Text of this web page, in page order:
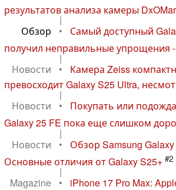
результатов анализа камеры
|
Обзор
•
Самый доступный
получил неправильные упрощения
|
Новости
•
Камера Zeiss
превосходит Galaxy S25 Ultra,
|
Новости
•
Покупать или
Galaxy 25 FE пока еще слишком
|
Новости
•
Обзор Samsung Galaxy
Основные отличия от Galaxy S25+ #2
|
Magazine
•
iPhone 17 Pro Max: